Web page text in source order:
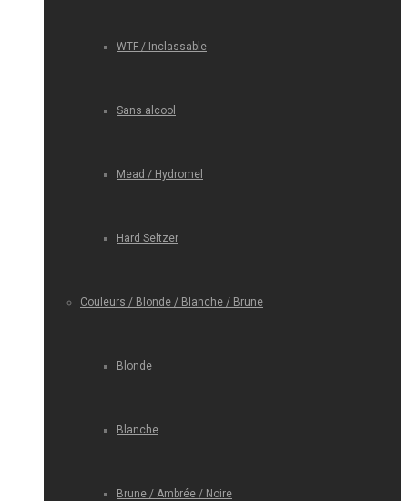
WTF / Inclassable
Sans alcool
Mead / Hydromel
Hard Seltzer
Couleurs / Blonde / Blanche / Brune
Blonde
Blanche
Brune / Ambrée / Noire